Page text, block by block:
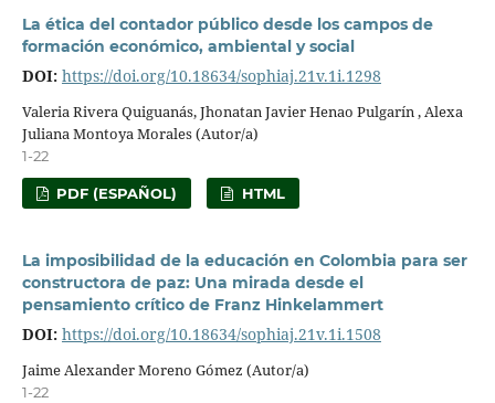
La ética del contador público desde los campos de
formación económico, ambiental y social
DOI: https://doi.org/10.18634/sophiaj.21v.1i.1298
Valeria Rivera Quiguanás, Jhonatan Javier Henao Pulgarín , Alexa
Juliana Montoya Morales (Autor/a)
1-22
PDF (ESPAÑOL) HTML
La imposibilidad de la educación en Colombia para ser
constructora de paz: Una mirada desde el
pensamiento crítico de Franz Hinkelammert
DOI: https://doi.org/10.18634/sophiaj.21v.1i.1508
Jaime Alexander Moreno Gómez (Autor/a)
1-22